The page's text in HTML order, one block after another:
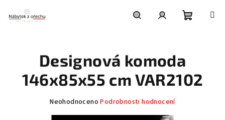
obsah
Designová komoda
146x85x55 cm VAR2102
Průměrné
Neohodnoceno Podrobnosti hodnocení